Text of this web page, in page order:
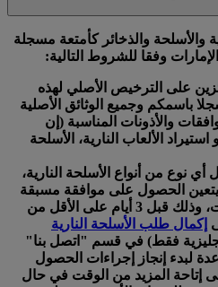
والأسلحة والذخائر كأمتعة مسجلة
وفقا للشروط التالية:
على الترخيص الأصلي لهذه
باسمكم وجميع الوثائق الأصلية
والأذونات المناسبة (إن
الألعاب النارية، الأسلحة
نوع من أنواع الأسلحة النارية،
يتعين الحصول على موافقة مسبقة
من طيران الإمارات، وذلك قبل 3 أيام على الأقل من
إكمال طلب الأسلحة النارية
فقط) في قسم "اتصل بنا"
لبدء إنجاز إجراءات الحصول
إتاحة المزيد من الوقت في حال